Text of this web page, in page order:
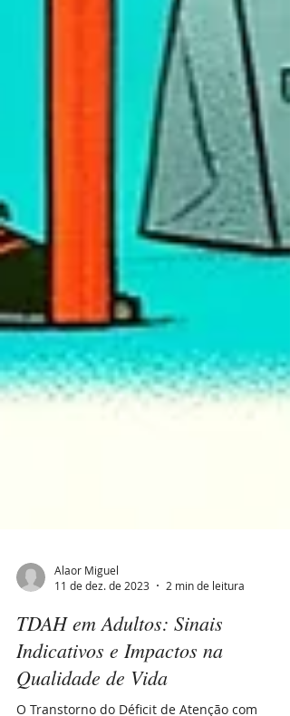
Alaor Miguel
11 de dez. de 2023
2 min de leitura
TDAH em Adultos: Sinais
Indicativos e Impactos na